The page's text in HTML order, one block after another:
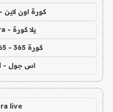
كورة اون لاين - koora onl
يلا كورة - yallakora
كورة 365 - kooora 365
اس جول - AS Goal
live